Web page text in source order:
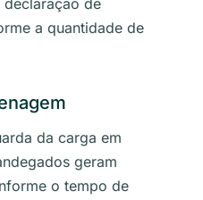
de
a quantidade de
da carga em
geram
o tempo de